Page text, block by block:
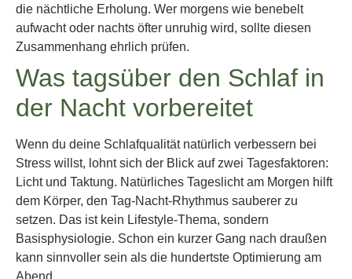
die nächtliche Erholung. Wer morgens wie benebelt
aufwacht oder nachts öfter unruhig wird, sollte diesen
Zusammenhang ehrlich prüfen.
Was tagsüber den Schlaf in
der Nacht vorbereitet
Wenn du deine Schlafqualität natürlich verbessern bei
Stress willst, lohnt sich der Blick auf zwei Tagesfaktoren:
Licht und Taktung. Natürliches Tageslicht am Morgen hilft
dem Körper, den Tag-Nacht-Rhythmus sauberer zu
setzen. Das ist kein Lifestyle-Thema, sondern
Basisphysiologie. Schon ein kurzer Gang nach draußen
kann sinnvoller sein als die hundertste Optimierung am